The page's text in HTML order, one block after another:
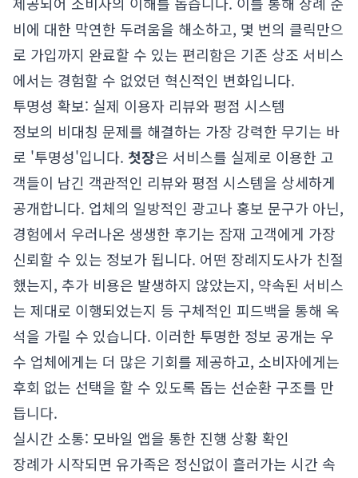
비에 대한 막연한 두려움을 해소하고, 몇 번의 클릭만으
로 가입까지 완료할 수 있는 편리함은 기존 상조 서비스
에서는 경험할 수 없었던 혁신적인 변화입니다.
투명성 확보: 실제 이용자 리뷰와 평점 시스템
정보의 비대칭 문제를 해결하는 가장 강력한 무기는 바
로 '투명성'입니다. 첫장은 서비스를 실제로 이용한 고
객들이 남긴 객관적인 리뷰와 평점 시스템을 상세하게
공개합니다. 업체의 일방적인 광고나 홍보 문구가 아닌,
경험에서 우러나온 생생한 후기는 잠재 고객에게 가장
신뢰할 수 있는 정보가 됩니다. 어떤 장례지도사가 친절
했는지, 추가 비용은 발생하지 않았는지, 약속된 서비스
는 제대로 이행되었는지 등 구체적인 피드백을 통해 옥
석을 가릴 수 있습니다. 이러한 투명한 정보 공개는 우
수 업체에게는 더 많은 기회를 제공하고, 소비자에게는
후회 없는 선택을 할 수 있도록 돕는 선순환 구조를 만
듭니다.
실시간 소통: 모바일 앱을 통한 진행 상황 확인
장례가 시작되면 유가족은 정신없이 흘러가는 시간 속